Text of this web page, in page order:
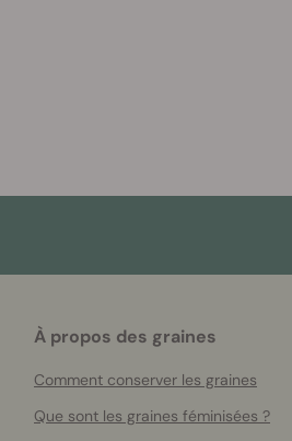
À propos des graines
Comment conserver les graines
Que sont les graines féminisées ?